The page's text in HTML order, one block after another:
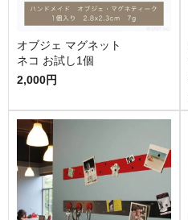
オブジェ マグネット
ネコ お試し1個
2,000円